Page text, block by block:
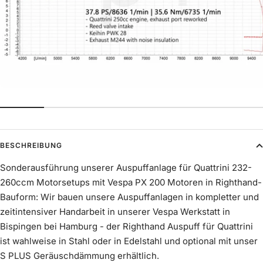
Auspuff Innendämmung Silent S
Mehr erfahren
Endschalldämpfer Scooter & Service -
44.9mm - Quattrini M232/244 usw.
Mehr erfahren
€29,90
Halterung Auspuff Malossi Scooter & Service
Righthand
Mehr erfahren
€44,90
BESCHREIBUNG
Sonderausführung unserer Auspuffanlage für Quattrini 232-
260ccm Motorsetups mit Vespa PX 200 Motoren in Righthand-
Bauform: Wir bauen unsere Auspuffanlagen in kompletter und
zeitintensiver Handarbeit in unserer Vespa Werkstatt in
Bispingen bei Hamburg - der Righthand Auspuff für Quattrini
ist wahlweise in Stahl oder in Edelstahl und optional mit unser
S PLUS Geräuschdämmung erhältlich.